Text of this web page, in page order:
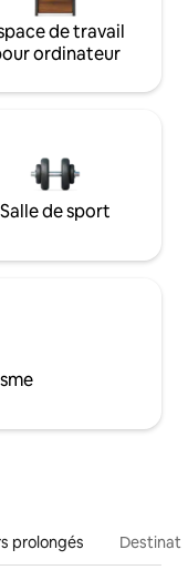
de travail
ordinateur
Salle de sport
prolongés